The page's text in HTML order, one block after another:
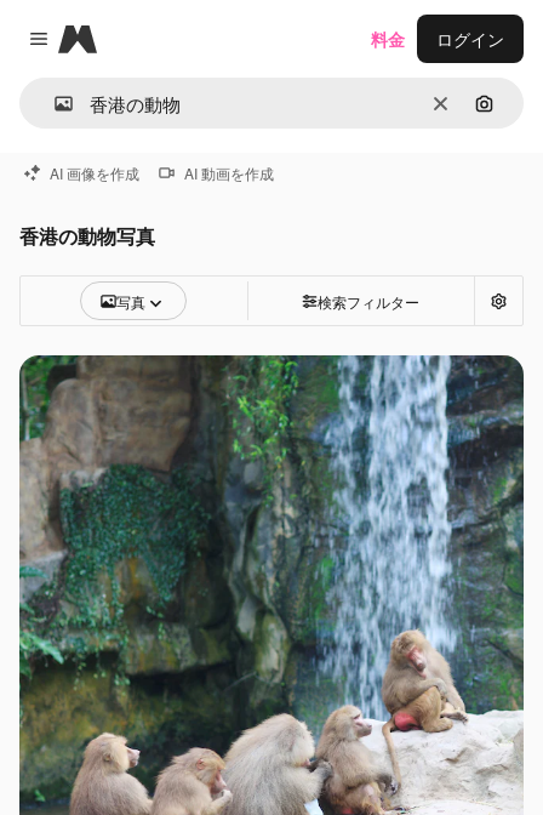
Close menu
Magnific
消去 画像で
料金 ログイン
AI 画像を作成 AI 動画を作成
香港の動物写真
写真 検索フィルター